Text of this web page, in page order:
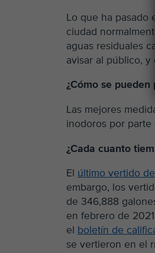
Lo que ha pasado
ciudad
aguas residuales
avisar al público, y
¿Cómo se
Las mejores
inodoros por parte
¿Cada cuanto
El último vertido
embargo, los
de 346,888
en febrero de
el
boletín de
se vertieron en el